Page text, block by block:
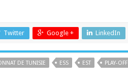
Twitter Google + LinkedIn
DE TUNISIE ESS EST PLAY-OFF